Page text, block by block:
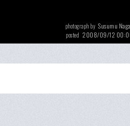
photograph by Susumu
posted 2008/09/12